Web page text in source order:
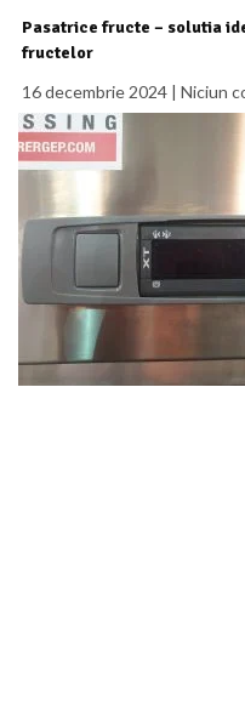
Pasatrice fructe – solutia
fructelor
16 decembrie 2024
Niciun